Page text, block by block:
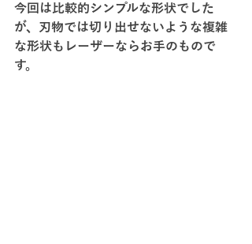
今回は比較的シンプルな形状でした
が、刃物では切り出せないような複雑
な形状もレーザーならお手のもので
す。